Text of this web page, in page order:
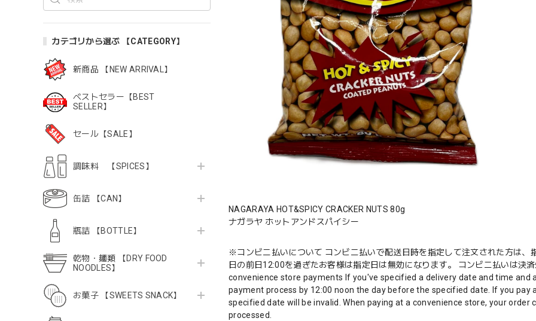
カテゴリから選ぶ 【CATEGORY】
新商品 【NEW ARRIVAL】
ベストセラー【BEST
SELLER】
セール【SALE】
調味料 【SPICES】
缶詰 【CAN】
瓶詰 【BOTTLE】
乾物・麺類 【DRY FOOD
NOODLES】
お菓子 【SWEETS SNACK】
NAGARAYA HOT&SPICY CRACKER NUTS 80g
ナガラヤ ホットアンドスパイシー
※コンビニ払いについて コンビニ払いで配送日時を指定して注文された方は
日の前日12:00を過ぎたお客様は指定日は無効になります。 コンビニ払いは決
convenience store payments If you've specified a delivery date and time
payment process by 12:00 noon the day before the specified date. If you
specified date will be invalid. When paying at a convenience store, your
processed.